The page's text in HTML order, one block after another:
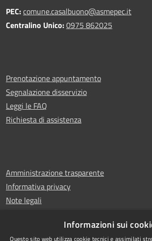
PEC:comune.casalbuono@asmepec.it
Centralino Unico:0975 862025
Prenotazione appuntamento
Segnalazione disservizio
Leggi le FAQ
Richiesta di assistenza
Amministrazione trasparente
Informativa privacy
Note legali
Informazioni sui
Questo sito web utilizza cookie tecnici e assimilati